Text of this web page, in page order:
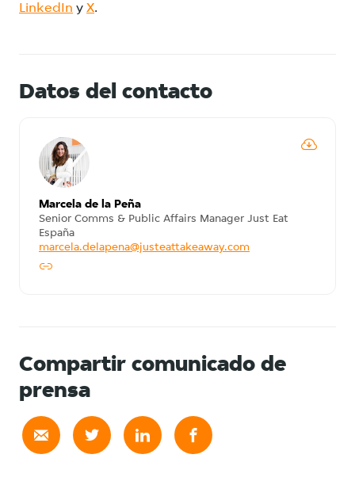
LinkedIn y X.
Datos del contacto
Marcela de la Peña
Senior Comms & Public Affairs Manager Just Eat
España
marcela.delapena@justeattakeaway.com
Compartir comunicado de
prensa